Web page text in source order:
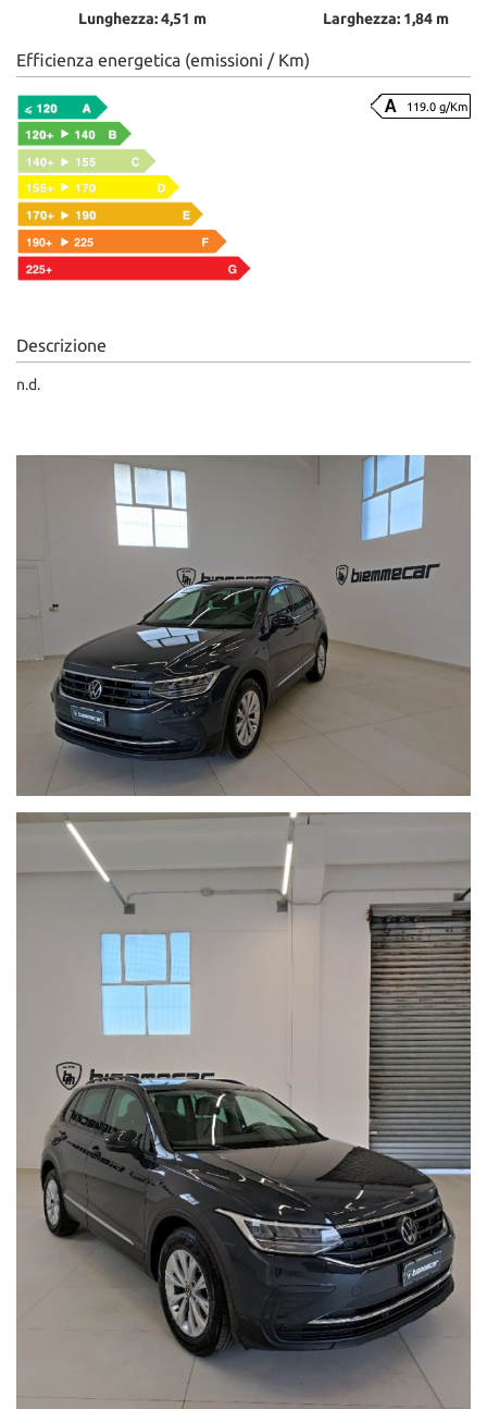
Lunghezza: 4,51 m Larghezza: 1,84 m
Efficienza energetica (emissioni / Km)
119.0 g/Km
Descrizione
n.d.